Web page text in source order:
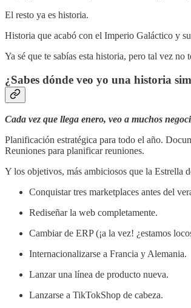
El resto ya es historia.
Historia que acabó con el Imperio Galáctico y
Ya sé que te sabías esta historia, pero tal vez
¿Sabes dónde veo yo una historia
Cada vez que llega enero, veo a muchos
Planificación estratégica para todo el año.
Reuniones para planificar reuniones.
Y los objetivos, más ambiciosos que la Estrella
Conquistar tres marketplaces antes del
Rediseñar la web completamente.
Cambiar de ERP (¡a la vez! ¿estamos
Internacionalizarse a Francia y Alemania.
Lanzar una línea de producto nueva.
Lanzarse a TikTokShop de cabeza.